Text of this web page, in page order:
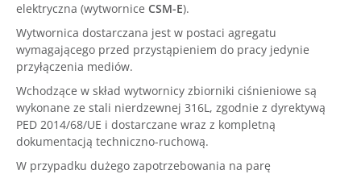
elektryczna (wytwornice CSM-E).
Wytwornica dostarczana jest w postaci agregatu
wymagającego przed przystąpieniem do pracy jedynie
przyłączenia mediów.
Wchodzące w skład wytwornicy zbiorniki ciśnieniowe są
wykonane ze stali nierdzewnej 316L, zgodnie z dyrektywą
PED 2014/68/UE i dostarczane wraz z kompletną
dokumentacją techniczno-ruchową.
W przypadku dużego zapotrzebowania na parę